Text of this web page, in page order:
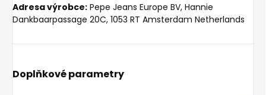
Adresa výrobce: Pepe Jeans Europe BV, Hannie
Dankbaarpassage 20C, 1053 RT Amsterdam Netherlands
Doplňkové parametry